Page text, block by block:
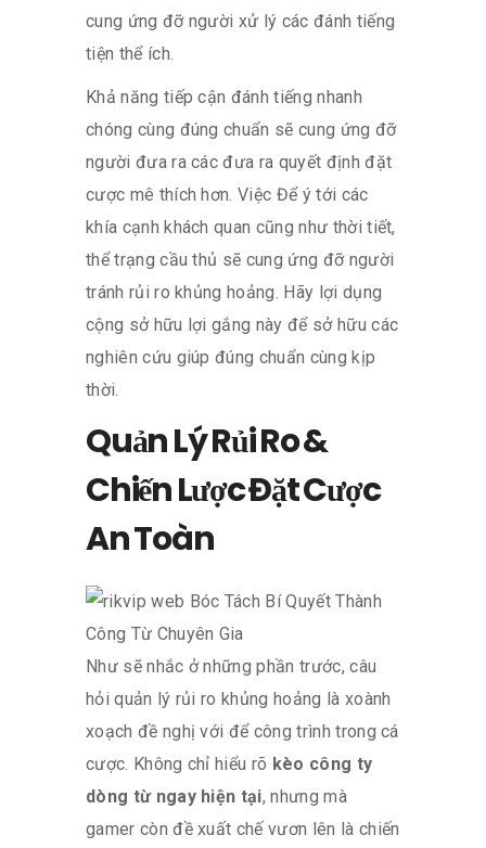
cung ứng đỡ người xử lý các đánh tiếng
tiện thể ích.
Khả năng tiếp cận đánh tiếng nhanh
chóng cùng đúng chuẩn sẽ cung ứng đỡ
người đưa ra các đưa ra quyết định đặt
cược mê thích hơn. Việc Để ý tới các
khía cạnh khách quan cũng như thời tiết,
thể trạng cầu thủ sẽ cung ứng đỡ người
tránh rủi ro khủng hoảng. Hãy lợi dụng
cộng sở hữu lợi gắng này để sở hữu các
nghiên cứu giúp đúng chuẩn cùng kịp
thời.
Quản Lý Rủi Ro &
Chiến Lược Đặt Cược
An Toàn
Như sẽ nhắc ở những phần trước, câu
hỏi quản lý rủi ro khủng hoảng là xoành
xoạch đề nghị với để công trình trong cá
cược. Không chỉ hiểu rõ kèo công ty
dòng từ ngay hiện tại, nhưng mà
gamer còn đề xuất chế vươn lên là chiến